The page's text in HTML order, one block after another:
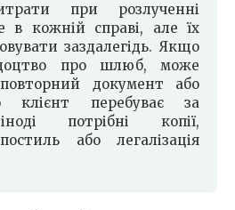
при розлученні
в кожній справі, але їх
заздалегідь. Якщо
про шлюб, може
документ або
клієнт перебуває за
потрібні копії,
або легалізація